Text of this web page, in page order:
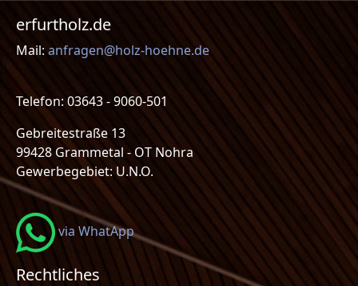
erfurtholz.de
Mail: anfragen@holz-hoehne.de
Telefon: 03643 - 9060-501
Gebreitestraße 13
99428 Grammetal - OT Nohra
Gewerbegebiet: U.N.O.
via WhatApp
Rechtliches